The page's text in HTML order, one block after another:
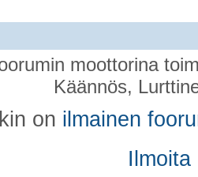
moottorina
Käännös,
on ilmainen